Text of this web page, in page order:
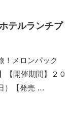
テルランチプ
！メロンパック
【開催期間】２０
）【発売 …